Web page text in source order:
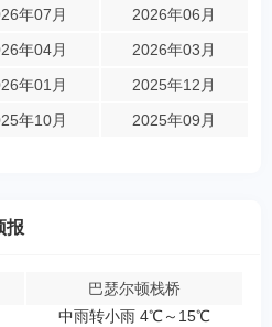
年07月
2026年06月
年04月
2026年03月
年01月
2025年12月
年10月 2025年09月
报
巴瑟尔顿栈桥
中雨转小雨 4℃～15℃